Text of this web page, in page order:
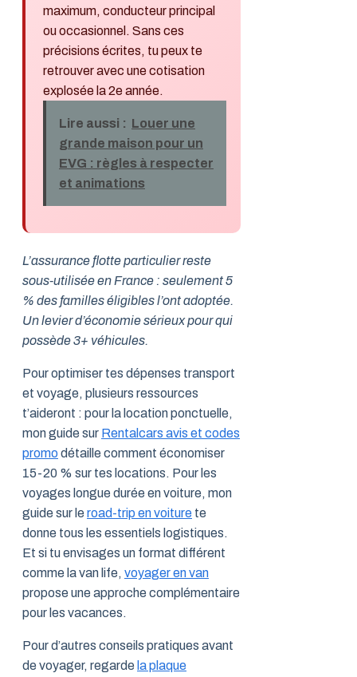
maximum, conducteur principal
ou occasionnel. Sans ces
précisions écrites, tu peux te
retrouver avec une cotisation
explosée la 2e année.
Lire aussi : Louer une
grande maison pour un
EVG : règles à respecter
et animations
L’assurance flotte particulier reste
sous-utilisée en France : seulement 5
% des familles éligibles l’ont adoptée.
Un levier d’économie sérieux pour qui
possède 3+ véhicules.
Pour optimiser tes dépenses transport
et voyage, plusieurs ressources
t’aideront : pour la location ponctuelle,
mon guide sur Rentalcars avis et codes
promo détaille comment économiser
15-20 % sur tes locations. Pour les
voyages longue durée en voiture, mon
guide sur le road-trip en voiture te
donne tous les essentiels logistiques.
Et si tu envisages un format différent
comme la van life, voyager en van
propose une approche complémentaire
pour les vacances.
Pour d’autres conseils pratiques avant
de voyager, regarde la plaque